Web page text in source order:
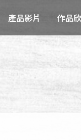
產品影片 作品